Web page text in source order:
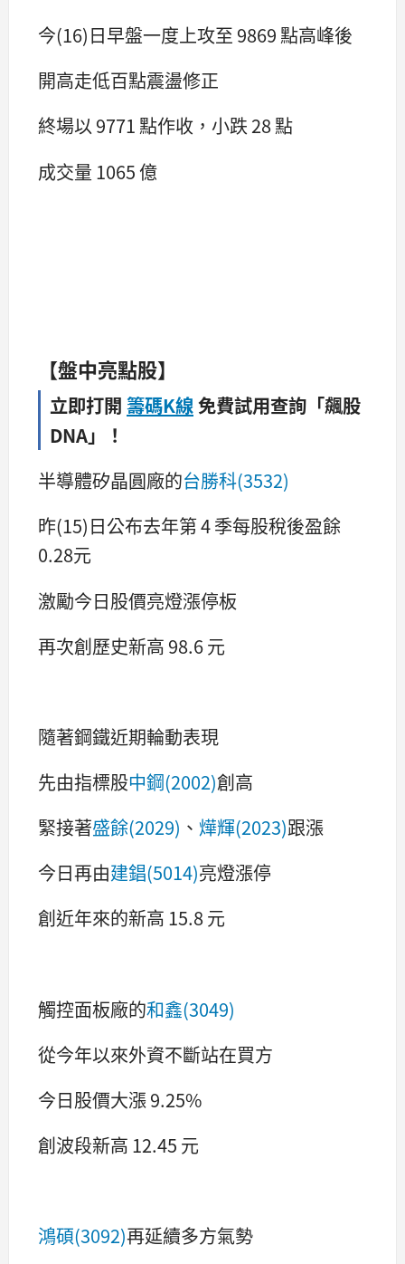
今(16)日早盤一度上攻至 9869 點高峰後
開高走低百點震盪修正
終場以 9771 點作收，小跌 28 點
成交量 1065 億
【盤中亮點股】
立即打開 籌碼K線免費試用查詢「飆股
DNA」！
半導體矽晶圓廠的台勝科(3532)
昨(15)日公布去年第 4 季每股稅後盈餘
0.28元
激勵今日股價亮燈漲停板
再次創歷史新高 98.6 元
隨著鋼鐵近期輪動表現
先由指標股中鋼(2002)創高
緊接著盛餘(2029) 、 燁輝(2023)跟漲
今日再由建錩(5014)亮燈漲停
創近年來的新高 15.8 元
觸控面板廠的和鑫(3049)
從今年以來外資不斷站在買方
今日股價大漲 9.25%
創波段新高 12.45 元
鴻碩(3092)再延續多方氣勢